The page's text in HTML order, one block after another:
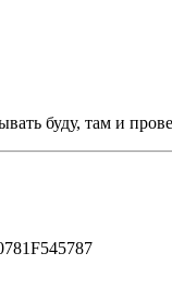
буду, там и